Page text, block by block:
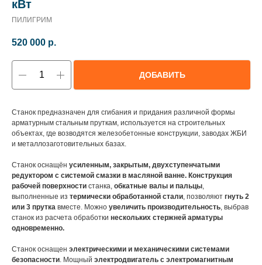
кВт
ПИЛИГРИМ
520 000 р.
ДОБАВИТЬ
Станок предназначен для сгибания и придания различной формы
арматурным стальным пруткам, используется на строительных
объектах, где возводятся железобетонные конструкции, заводах ЖБИ
и металлозаготовительных базах.
Станок оснащён усиленным, закрытым, двухступенчатыми
редуктором с системой смазки в масляной ванне. Конструкция
рабочей поверхности станка, обкатные валы и пальцы,
выполненные из термически обработанной стали, позволяют гнуть 2
или 3 прутка вместе. Можно увеличить производительность, выбрав
станок из расчета обработки нескольких стержней арматуры
одновременно.
Станок оснащен электрическими и механическими системами
безопасности. Мощный электродвигатель с электромагнитным